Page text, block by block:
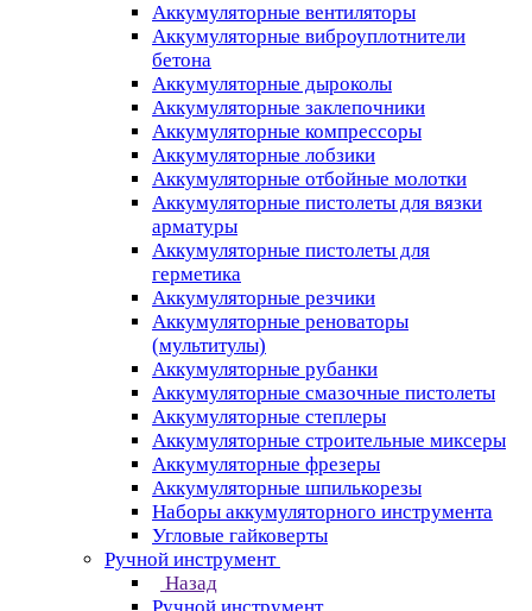
Аккумуляторные вентиляторы
Аккумуляторные виброуплотнители
бетона
Аккумуляторные дыроколы
Аккумуляторные заклепочники
Аккумуляторные компрессоры
Аккумуляторные лобзики
Аккумуляторные отбойные молотки
Аккумуляторные пистолеты для вязки
арматуры
Аккумуляторные пистолеты для
герметика
Аккумуляторные резчики
Аккумуляторные реноваторы
(мультитулы)
Аккумуляторные рубанки
Аккумуляторные смазочные пистолеты
Аккумуляторные степлеры
Аккумуляторные строительные миксеры
Аккумуляторные фрезеры
Аккумуляторные шпилькорезы
Наборы аккумуляторного инструмента
Угловые гайковерты
Ручной инструмент
Назад